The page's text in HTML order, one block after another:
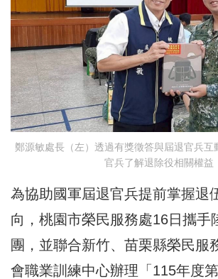
鄭源敏處長（左）透過有獎徵答與屆退官兵互
官兵了解退除役相關權益
為協助國軍屆退官兵提前掌握退
向，桃園市榮民服務處16日攜手
團，並聯合新竹、苗栗縣榮民服
會職業訓練中心辦理「115年度